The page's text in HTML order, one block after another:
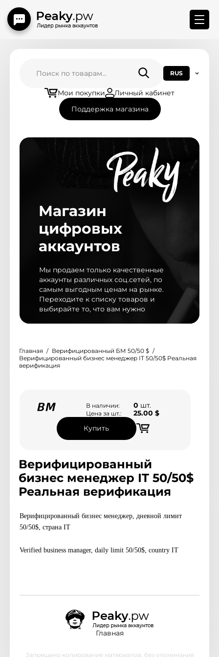
Привязка БМ
Контакты
Правила Замены
Мы рады представить Вам новый дизайн
магазина, с более удобным и расширенным
функционалом
@peakyms
Telegram поддержка
Корзина товаров
RUS
Мои покупки
Личный кабинет
Поддержка магазина
Магазин
цифровых
аккаунтов
Мы продаем только качественные
аккаунты различных соц.сетей, по
самым выгодным ценам на рынке.
Переходите к списку товаров и
выбирайте то, что вам нужно
Главная
Верифицированный БМ 50/50 $
Верифицированный бизнес менеджер IT 50/50$ Реальная
верификация
В наличии: 0 шт.
Цена за шт.:
25.00 $
Купить
Верифицированный
бизнес менеджер IT 50/50$
Реальная верификация
Верифицированный бизнес менеджер, дневной лимит
50/50$, страна IT
Verified business manager, daily limit 50/50$, country IT
Главная
Запрещено копирование материалов, без упоминания